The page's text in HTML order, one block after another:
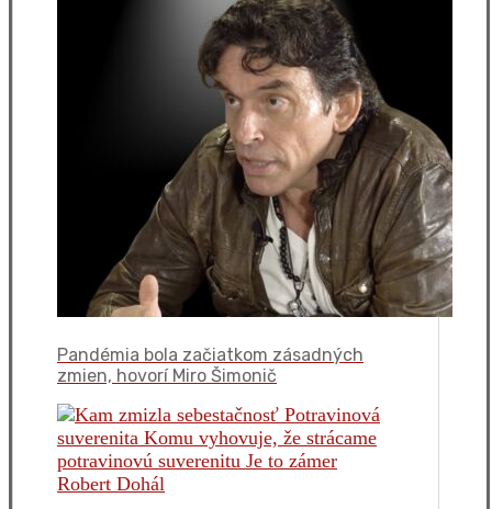
Pandémia bola začiatkom zásadných
zmien, hovorí Miro Šimonič